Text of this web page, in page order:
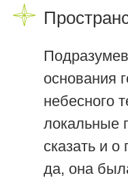
основания
небесного
локальные
сказать и
да, она